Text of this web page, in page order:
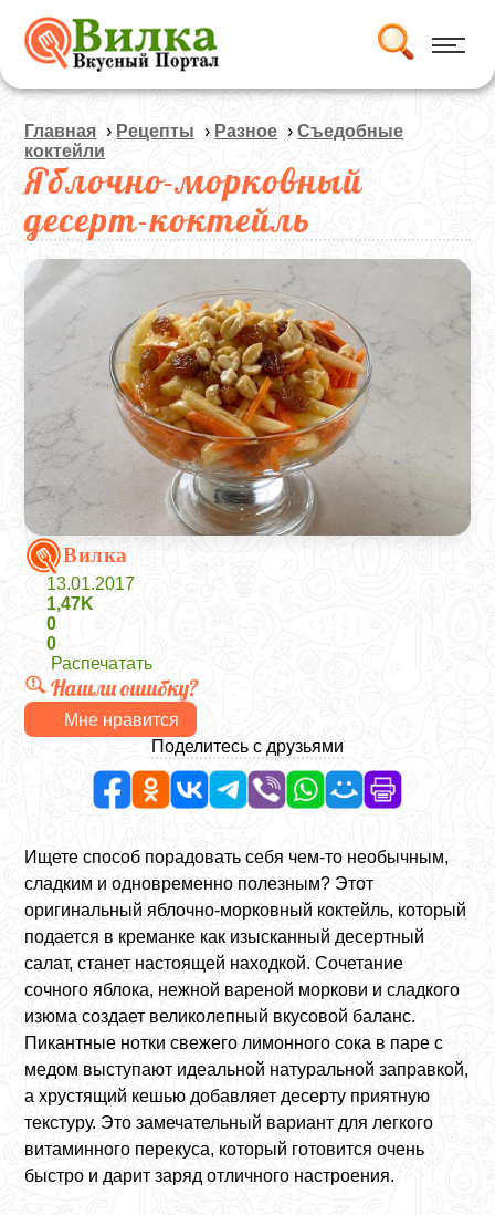
Главная › Рецепты › Разное ›Съедобные
коктейли
Яблочно-морковный
десерт-коктейль
Вилка
13.01.2017
1,47K
0
0
Распечатать
Нашли ошибку?
Мне нравится
Поделитесь с друзьями
Ищете способ порадовать себя чем-то необычным,
сладким и одновременно полезным? Этот
оригинальный яблочно-морковный коктейль, который
подается в креманке как изысканный десертный
салат, станет настоящей находкой. Сочетание
сочного яблока, нежной вареной моркови и сладкого
изюма создает великолепный вкусовой баланс.
Пикантные нотки свежего лимонного сока в паре с
медом выступают идеальной натуральной заправкой,
а хрустящий кешью добавляет десерту приятную
текстуру. Это замечательный вариант для легкого
витаминного перекуса, который готовится очень
быстро и дарит заряд отличного настроения.